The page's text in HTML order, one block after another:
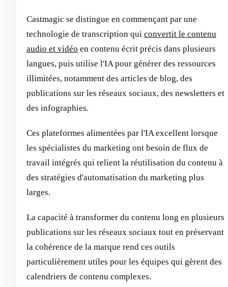
Castmagic se distingue en commençant par une
technologie de transcription qui convertit le contenu
audio et vidéo en contenu écrit précis dans plusieurs
langues, puis utilise l'IA pour générer des ressources
illimitées, notamment des articles de blog, des
publications sur les réseaux sociaux, des newsletters et
des infographies.
Ces plateformes alimentées par l'IA excellent lorsque
les spécialistes du marketing ont besoin de flux de
travail intégrés qui relient la réutilisation du contenu à
des stratégies d'automatisation du marketing plus
larges.
La capacité à transformer du contenu long en plusieurs
publications sur les réseaux sociaux tout en préservant
la cohérence de la marque rend ces outils
particulièrement utiles pour les équipes qui gèrent des
calendriers de contenu complexes.